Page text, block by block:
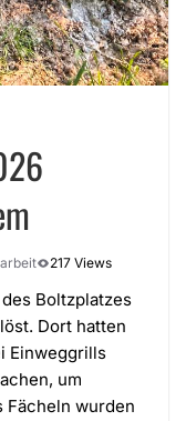
217 Views
Boltzplatzes
Dort hatten
Einweggrills
um
Fächeln wurden